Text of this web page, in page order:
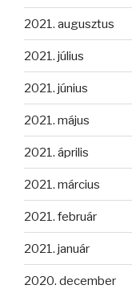
2021. augusztus
2021. július
2021. június
2021. május
2021. április
2021. március
2021. február
2021. január
2020. december